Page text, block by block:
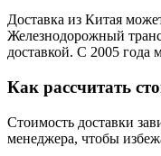
Доставка из Китая
Железнодорожный
доставкой. С 2005
Как рассчитать
Стоимость доставки
менеджера, чтобы